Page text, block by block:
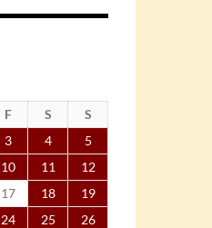
F S
S
3 4
5
10 11
12
17 18
19
24 25
26